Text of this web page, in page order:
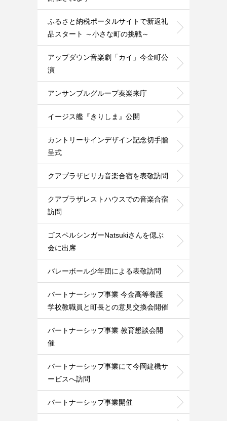
ふるさと納税ポータルサイトで新返礼
品スタート ～小さな町の挑戦～
アップダウン音楽劇「カイ」今金町公
演
アンサンブルグループ奏楽来庁
イージス艦『きりしま』公開
カントリーサインデザイン記念切手贈
呈式
クアプラザピリカ音楽合宿を表敬訪問
クアプラザレストハウスでの音楽合宿
訪問
ゴスペルシンガーNatsukiさんを偲ぶ
会に出席
バレーボール少年団による表敬訪問
パートナーシップ事業 今金高等養護
学校教職員と町長との意見交換会開催
パートナーシップ事業 教育懇談会開
催
パートナーシップ事業にて今岡建機サ
ービスへ訪問
パートナーシップ事業開催